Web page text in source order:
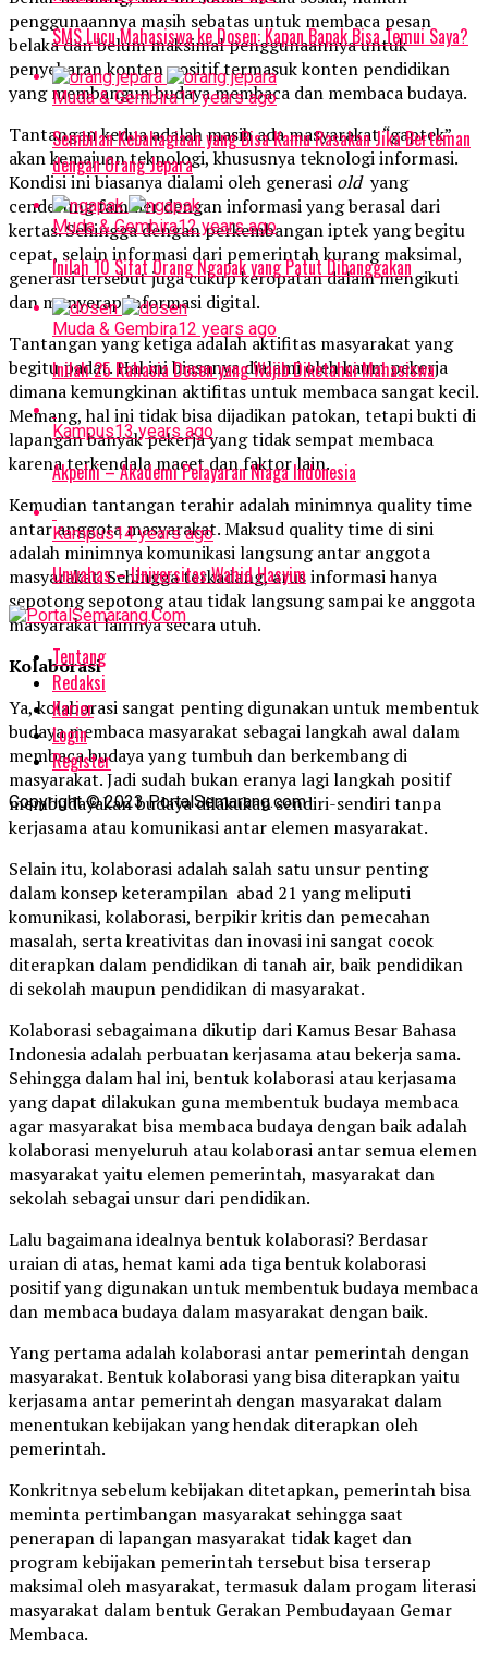
penggunaannya masih sebatas untuk membaca pesan
belaka dan belum maksimal penggunaannya untuk
penyebaran konten positif termasuk konten pendidikan
yang membangun budaya membaca dan membaca budaya.
Tantangan kedua adalah masih ada masyarakat “gaptek”
akan kemajuan teknologi, khususnya teknologi informasi.
Kondisi ini biasanya dialami oleh generasi old yang
cenderung familier dengan informasi yang berasal dari
kertas. Sehingga dengan perkembangan iptek yang begitu
cepat, selain informasi dari pemerintah kurang maksimal,
generasi tersebut juga cukup keropatan dalam mengikuti
dan menyerap informasi digital.
Tantangan yang ketiga adalah aktifitas masyarakat yang
begitu padat. Hal ini biasanya dialami oleh kaum pekerja
dimana kemungkinan aktifitas untuk membaca sangat kecil.
Memang, hal ini tidak bisa dijadikan patokan, tetapi bukti di
lapangan banyak pekerja yang tidak sempat membaca
karena terkendala macet dan faktor lain.
Kemudian tantangan terahir adalah minimnya quality time
antar anggota masyarakat. Maksud quality time di sini
adalah minimnya komunikasi langsung antar anggota
masyarakat. Sehingga terkadang, arus informasi hanya
sepotong sepotong atau tidak langsung sampai ke anggota
masyarakat lainnya secara utuh.
Kolaborasi
Ya, kolaborasi sangat penting digunakan untuk membentuk
budaya membaca masyarakat sebagai langkah awal dalam
membaca budaya yang tumbuh dan berkembang di
masyarakat. Jadi sudah bukan eranya lagi langkah positif
membudayakan budaya dilakukan sendiri-sendiri tanpa
kerjasama atau komunikasi antar elemen masyarakat.
Selain itu, kolaborasi adalah salah satu unsur penting
dalam konsep keterampilan abad 21 yang meliputi
komunikasi, kolaborasi, berpikir kritis dan pemecahan
masalah, serta kreativitas dan inovasi ini sangat cocok
diterapkan dalam pendidikan di tanah air, baik pendidikan
di sekolah maupun pendidikan di masyarakat.
Kolaborasi sebagaimana dikutip dari Kamus Besar Bahasa
Indonesia adalah perbuatan kerjasama atau bekerja sama.
Sehingga dalam hal ini, bentuk kolaborasi atau kerjasama
yang dapat dilakukan guna membentuk budaya membaca
agar masyarakat bisa membaca budaya dengan baik adalah
kolaborasi menyeluruh atau kolaborasi antar semua elemen
masyarakat yaitu elemen pemerintah, masyarakat dan
sekolah sebagai unsur dari pendidikan.
Lalu bagaimana idealnya bentuk kolaborasi? Berdasar
uraian di atas, hemat kami ada tiga bentuk kolaborasi
positif yang digunakan untuk membentuk budaya membaca
dan membaca budaya dalam masyarakat dengan baik.
Yang pertama adalah kolaborasi antar pemerintah dengan
masyarakat. Bentuk kolaborasi yang bisa diterapkan yaitu
kerjasama antar pemerintah dengan masyarakat dalam
menentukan kebijakan yang hendak diterapkan oleh
pemerintah.
Konkritnya sebelum kebijakan ditetapkan, pemerintah bisa
meminta pertimbangan masyarakat sehingga saat
penerapan di lapangan masyarakat tidak kaget dan
program kebijakan pemerintah tersebut bisa terserap
maksimal oleh masyarakat, termasuk dalam progam literasi
masyarakat dalam bentuk Gerakan Pembudayaan Gemar
Membaca.
SMS Lucu Mahasiswa ke Dosen: Kapan Bapak Bisa Temui Saya?
Muda & Gembira11 years ago
Sembilan Kebahagiaan yang Bisa Kamu Rasakan Jika Berteman
dengan Orang Jepara
Muda & Gembira12 years ago
Inilah 10 Sifat Orang Ngapak yang Patut Dibanggakan
Muda & Gembira12 years ago
Inilah 25 Rahasia Dosen yang Wajib Diketahui Mahasiswa
Kampus13 years ago
Akpelni – Akademi Pelayaran Niaga Indonesia
Kampus14 years ago
Unwahas – Universitas Wahid Hasyim
Tentang
Redaksi
Karier
Login
Register
Copyright © 2023 PortalSemarang.com